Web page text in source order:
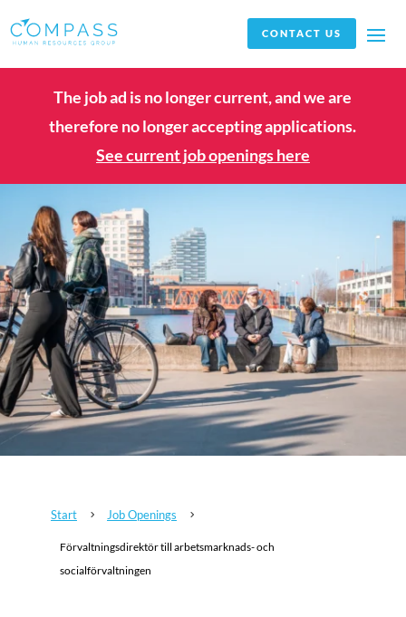
CONTACT US
The job ad is no longer current, and we are
therefore no longer accepting applications.
See current job openings here
Start 5 Job Openings 5
Förvaltningsdirektör till arbetsmarknads- och
socialförvaltningen